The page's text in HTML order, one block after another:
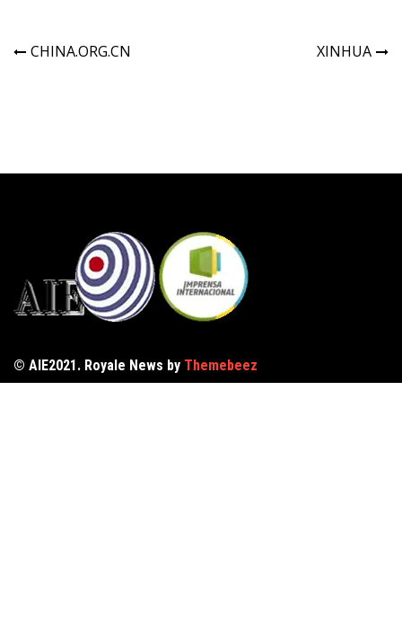
CHINA.ORG.CN XINHUA
© AIE2021. Royale News by Themebeez